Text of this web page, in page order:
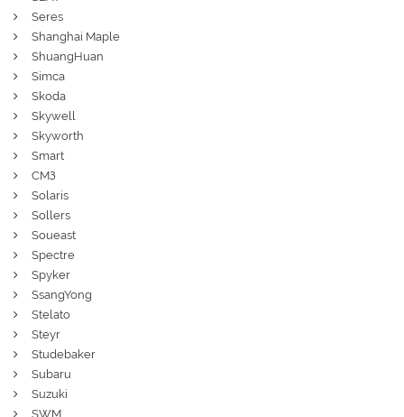
Seres
Shanghai Maple
ShuangHuan
Simca
Skoda
Skywell
Skyworth
Smart
СМЗ
Solaris
Sollers
Soueast
Spectre
Spyker
SsangYong
Stelato
Steyr
Studebaker
Subaru
Suzuki
SWM